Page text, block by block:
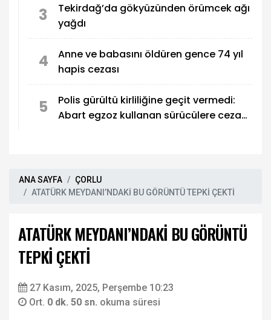
3
Tekirdağ’da gökyüzünden örümcek ağı
yağdı
4
Anne ve babasını öldüren gence 74 yıl
hapis cezası
5
Polis gürültü kirliliğine geçit vermedi:
Abart egzoz kullanan sürücülere ceza
ANA SAYFA
ÇORLU
ATATÜRK MEYDANI’NDAKİ BU GÖRÜNTÜ TEPKİ ÇEKTİ
ATATÜRK MEYDANI’NDAKİ BU GÖRÜNTÜ
TEPKİ ÇEKTİ
27 Kasım, 2025, Perşembe 10:23
Ort. 0 dk. 50 sn. okuma süresi